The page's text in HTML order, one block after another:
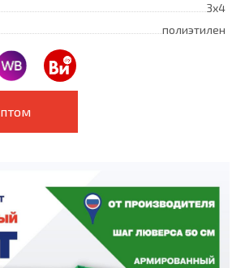
3х4
полиэтилен